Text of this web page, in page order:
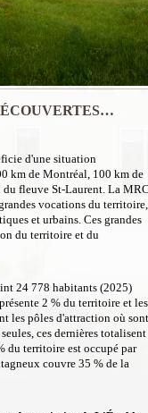
d'une situation
km de Montréal, 100 km de
du fleuve St-Laurent. La
vocations du territoire,
et urbains. Ces grandes
du territoire et du
24 778 habitants (2025)
2 % du territoire et les
les pôles d'attraction où sont
ces dernières totalisent
du territoire est occupé par
couvre 35 % de la